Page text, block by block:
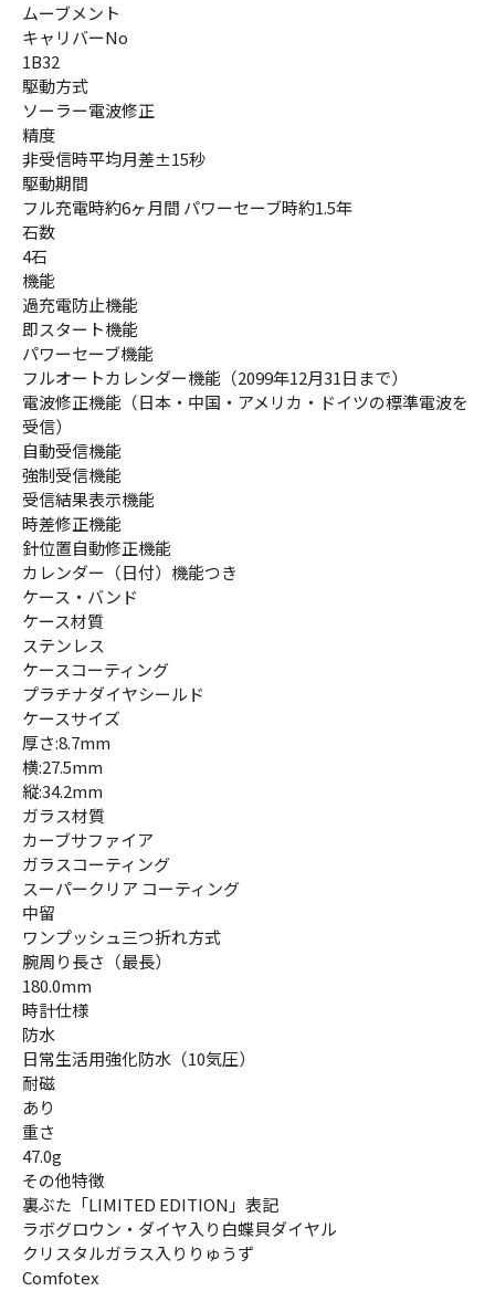
ムーブメント
キャリバーNo
1B32
駆動方式
ソーラー電波修正
精度
非受信時平均月差±15秒
駆動期間
フル充電時約6ヶ月間 パワーセーブ時約1.5年
石数
4石
機能
過充電防止機能
即スタート機能
パワーセーブ機能
フルオートカレンダー機能（2099年12月31日まで）
電波修正機能（日本・中国・アメリカ・ドイツの標準電波を
受信）
自動受信機能
強制受信機能
受信結果表示機能
時差修正機能
針位置自動修正機能
カレンダー（日付）機能つき
ケース・バンド
ケース材質
ステンレス
ケースコーティング
プラチナダイヤシールド
ケースサイズ
厚さ:8.7mm
横:27.5mm
縦:34.2mm
ガラス材質
カーブサファイア
ガラスコーティング
スーパークリア コーティング
中留
ワンプッシュ三つ折れ方式
腕周り長さ（最長）
180.0mm
時計仕様
防水
日常生活用強化防水（10気圧）
耐磁
あり
重さ
47.0g
その他特徴
裏ぶた「LIMITED EDITION」表記
ラボグロウン・ダイヤ入り白蝶貝ダイヤル
クリスタルガラス入りりゅうず
Comfotex